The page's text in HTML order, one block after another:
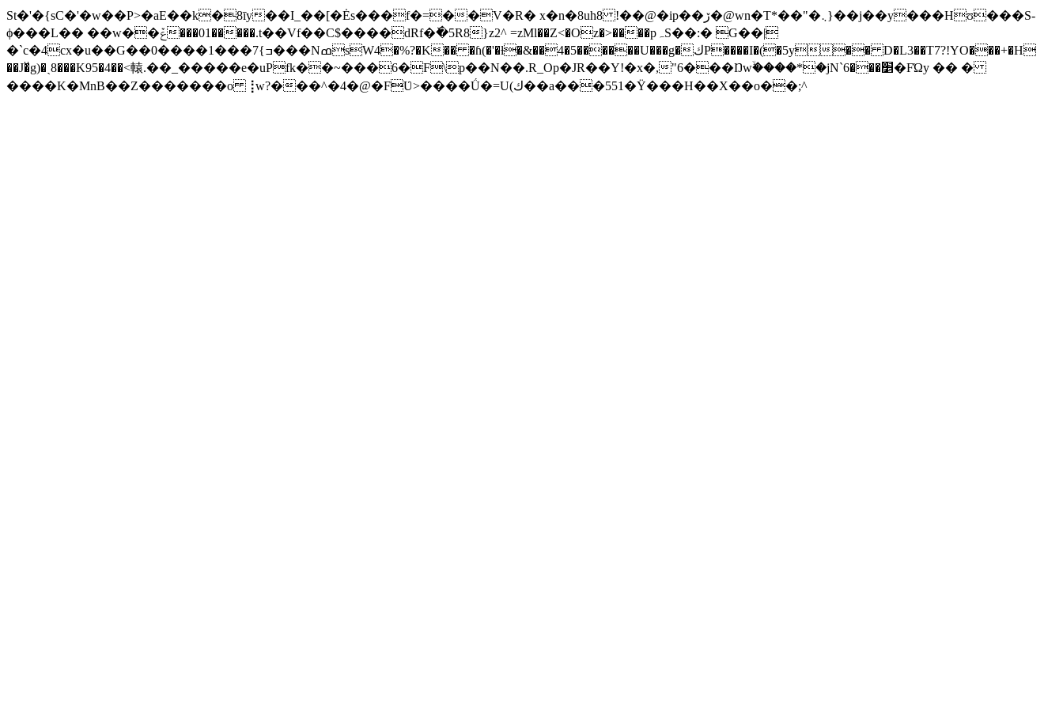
St�'�{sC�'�w��P>�aE��k�8īy��I_��[�Ės���f�=��V�R� x�n�8uh8 !��@�ip��ڒ�@wn�T*��"�܆}��j��y���Hʊ���S-
ϕ���L�� ��w��ݞ���01�����.t��Vf��C$����dRf�ٚ�5R8}z2^ =zMl��Z<�Oz�>����pہS��:� G��|
�`c�4cx�u��G��0����ߏ}7���1���NߘsW4�%?�K�� �ɦ(�'�ƚ�&��4�5������U���g�كP����I�(�5y�� D�L3��T7?!YO���+�H
��J�ͮg)�ˏ8���K95�4��<轅.��_�����e�uPfk��~���6�F\p��N��.R_Op�JR��Y!�x�,"6���Ŋwۙ����*�jN`׵���6�FΏy �� �
����K�MnB��Z�������o ⢸w?���^�4�@�FƲ>����Ǘ�=U(ك��a���551�Ϋ���H��X��o��;^